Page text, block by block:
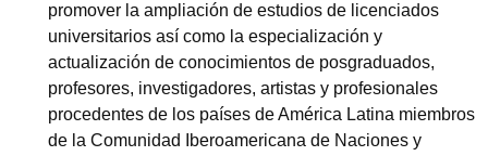
promover la ampliación de estudios de licenciados
universitarios así como la especialización y
actualización de conocimientos de posgraduados,
profesores, investigadores, artistas y profesionales
procedentes de los países de América Latina miembros
de la Comunidad Iberoamericana de Naciones y